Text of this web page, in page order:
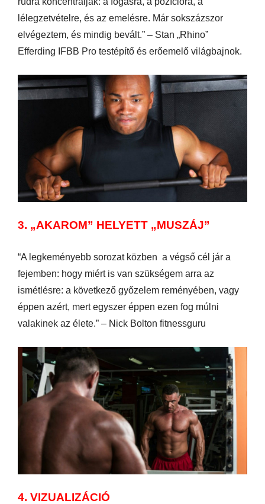
lélegzetvételre, és az emelésre. Már sokszázszor
elvégeztem, és mindig bevált.” – Stan „Rhino”
Efferding IFBB Pro testépítő és erőemelő világbajnok.
3. „AKAROM” HELYETT „MUSZÁJ”
“A legkeményebb sorozat közben a végső cél jár a
fejemben: hogy miért is van szükségem arra az
ismétlésre: a következő győzelem reményében, vagy
éppen azért, mert egyszer éppen ezen fog múlni
valakinek az élete.” – Nick Bolton fitnessguru
4. VIZUALIZÁCIÓ